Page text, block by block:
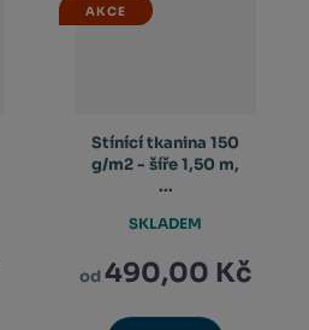
AKCE
Stínící tkanina 150
g/m2 - šíře 1,50 m,
...
od490,00 Kč
SKLADEM